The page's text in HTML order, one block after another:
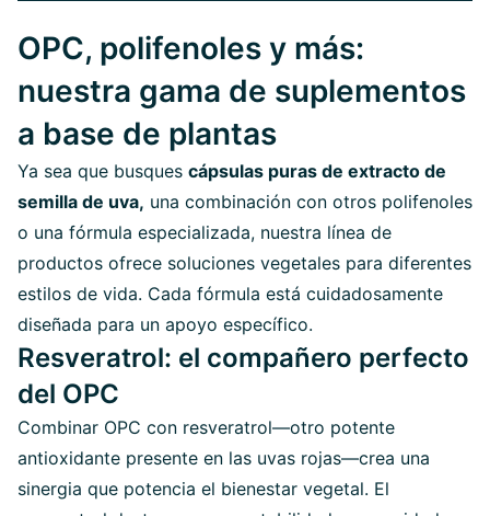
OPC, polifenoles y más:
nuestra gama de suplementos
a base de plantas
Ya sea que busques cápsulas puras de extracto de
semilla de uva, una combinación con otros polifenoles
o una fórmula especializada, nuestra línea de
productos ofrece soluciones vegetales para diferentes
estilos de vida. Cada fórmula está cuidadosamente
diseñada para un apoyo específico.
Resveratrol: el compañero perfecto
del OPC
Combinar OPC con resveratrol—otro potente
antioxidante presente en las uvas rojas—crea una
sinergia que potencia el bienestar vegetal. El